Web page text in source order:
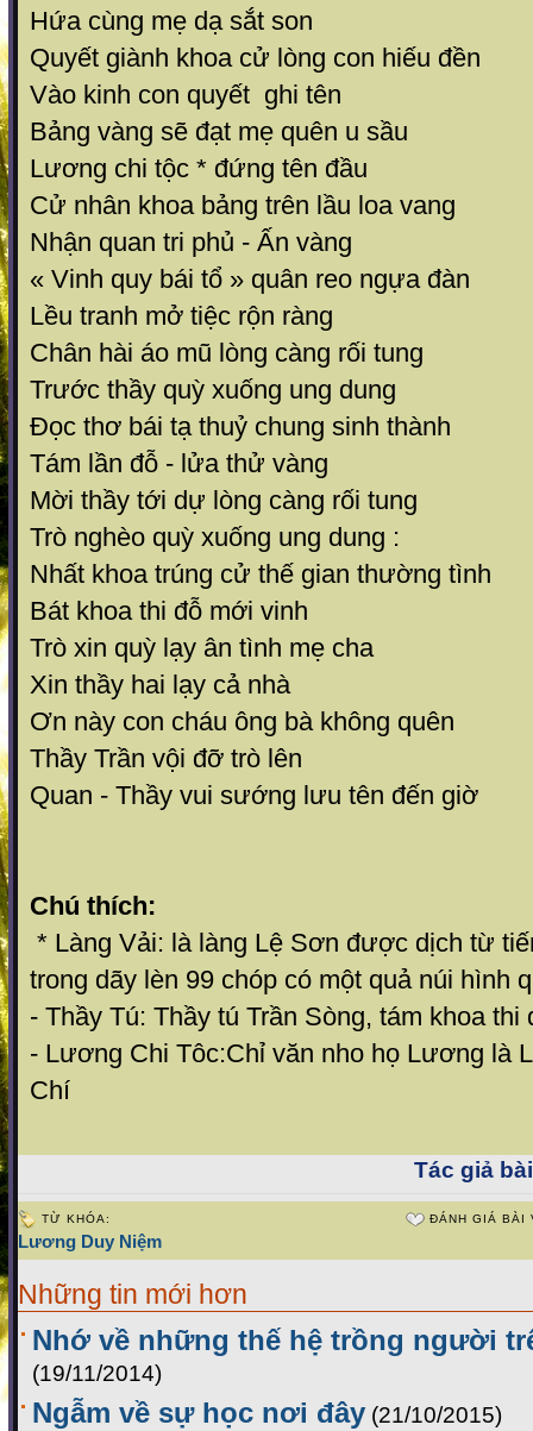
Hứa cùng mẹ dạ sắt son
Quyết giành khoa cử lòng con hiếu đền
Vào kinh con quyết ghi tên
Bảng vàng sẽ đạt mẹ quên u sầu
Lương chi tộc * đứng tên đầu
Cử nhân khoa bảng trên lầu loa vang
Nhận quan tri phủ - Ấn vàng
« Vinh quy bái tổ » quân reo ngựa đàn
Lều tranh mở tiệc rộn ràng
Chân hài áo mũ lòng càng rối tung
Trước thầy quỳ xuống ung dung
Đọc thơ bái tạ thuỷ chung sinh thành
Tám lần đỗ - lửa thử vàng
Mời thầy tới dự lòng càng rối tung
Trò nghèo quỳ xuống ung dung :
Nhất khoa trúng cử thế gian thường tình
Bát khoa thi đỗ mới vinh
Trò xin quỳ lạy ân tình mẹ cha
Xin thầy hai lạy cả nhà
Ơn này con cháu ông bà không quên
Thầy Trần vội đỡ trò lên
Quan - Thầy vui sướng lưu tên đến giờ
Chú thích:
* Làng Vải: là làng Lệ Sơn được dịch từ
trong dãy lèn 99 chóp có một quả núi hình
- Thầy Tú: Thầy tú Trần Sòng, tám khoa thi
- Lương Chi Tôc:Chỉ văn nho họ Lương là
Chí
Tác giả
TỪ KHÓA:
Lương Duy Niệm
ĐÁNH GIÁ BÀI
Những tin mới hơn
Nhớ về những thế hệ trồng người
(19/11/2014)
Ngẫm về sự học nơi đây (21/10/2015)